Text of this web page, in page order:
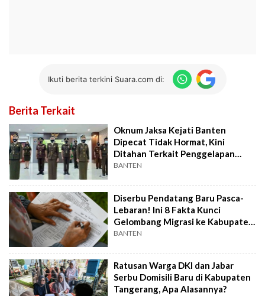
Ikuti berita terkini Suara.com di:
Berita Terkait
Oknum Jaksa Kejati Banten
Dipecat Tidak Hormat, Kini
Ditahan Terkait Penggelapan
Aset
BANTEN
Diserbu Pendatang Baru Pasca-
Lebaran! Ini 8 Fakta Kunci
Gelombang Migrasi ke Kabupaten
Tangerang
BANTEN
Ratusan Warga DKI dan Jabar
Serbu Domisili Baru di Kabupaten
Tangerang, Apa Alasannya?